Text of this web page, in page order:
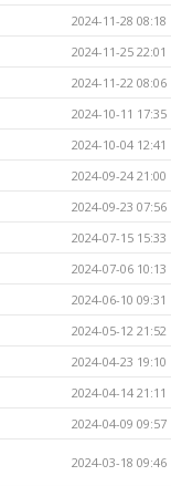
2024-11-28 08:18
2024-11-25 22:01
2024-11-22 08:06
2024-10-11 17:35
2024-10-04 12:41
2024-09-24 21:00
2024-09-23 07:56
2024-07-15 15:33
2024-07-06 10:13
2024-06-10 09:31
2024-05-12 21:52
2024-04-23 19:10
2024-04-14 21:11
2024-04-09 09:57
2024-03-18 09:46